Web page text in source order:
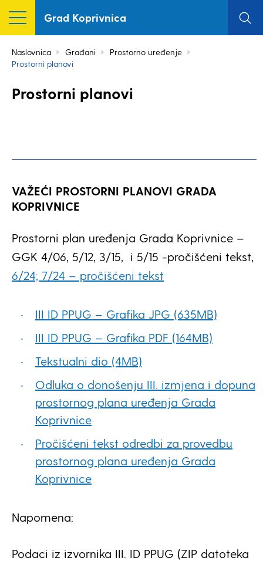
Grad Koprivnica
Naslovnica Građani
Prostorno uređenje
Prostorni planovi
Prostorni planovi
VAŽEĆI PROSTORNI PLANOVI GRADA
KOPRIVNICE
Prostorni plan uređenja Grada Koprivnice –
GGK 4/06, 5/12, 3/15, i 5/15 -pročišćeni tekst,
6/24; 7/24 – pročišćeni tekst
III ID PPUG – Grafika JPG (635MB)
III ID PPUG – Grafika PDF (164MB)
Tekstualni dio (4MB)
Odluka o donošenju III. izmjena i dopuna
prostornog plana uređenja Grada
Koprivnice
Pročišćeni tekst odredbi za provedbu
prostornog plana uređenja Grada
Koprivnice
Napomena:
Podaci iz izvornika III. ID PPUG (ZIP datoteka